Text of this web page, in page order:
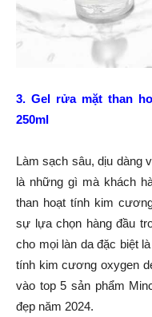
3. Gel rửa mặt than
250ml
Làm sạch sâu, dịu dàng
là những gì mà khách
than hoạt tính kim
sự lựa chọn hàng đầu
cho mọi làn da đặc biệt
tính kim cương oxygen
vào top 5 sản phẩm
đẹp năm 2024.